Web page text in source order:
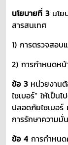
นโยบายที่ 3นโย
สารสนเทศ
1) การตรวจสอบ
2) การกำหนดห
ข้อ 3หน่วยงานต้
ไซเบอร์” ให้เป็
ปลอดภัยไซเบอ
การรักษาความ
ข้อ 4 การกำหน